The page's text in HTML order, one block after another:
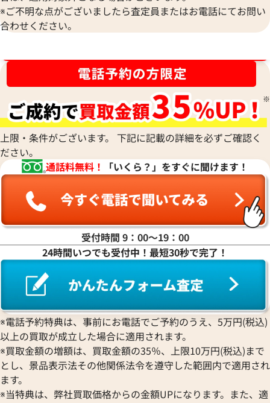
※ご不明な点がございましたら査定員またはお電話にてお問い
合わせください。
上限・条件がございます。 下記に記載の詳細を必ずご確認く
ださい。
通話料無料！
「いくら？」をすぐに聞けます！
受付時間 9：00〜19：00
24時間いつでも受付中！最短30秒で完了！
※電話予約特典は、事前にお電話でご予約のうえ、5万円(税込)
以上の買取が成立した場合に適用されます。
※買取金額の増額は、買取金額の35％、上限10万円(税込)まで
とし、景品表示法その他関係法令を遵守した範囲内で適用され
ます。
※当特典は、弊社買取価格からの金額UPになります。また、適